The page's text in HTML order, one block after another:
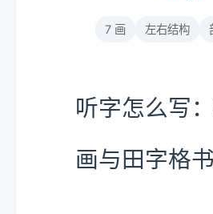
7 画 左右结构
听字怎么写
画与田字格